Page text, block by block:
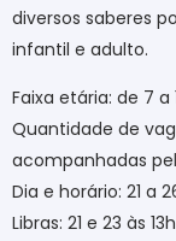
diversos saberes
infantil e adulto.
Faixa etária: de 7 a
Quantidade de
acompanhadas
Dia e horário: 21 a
Libras: 21 e 23 às 13h